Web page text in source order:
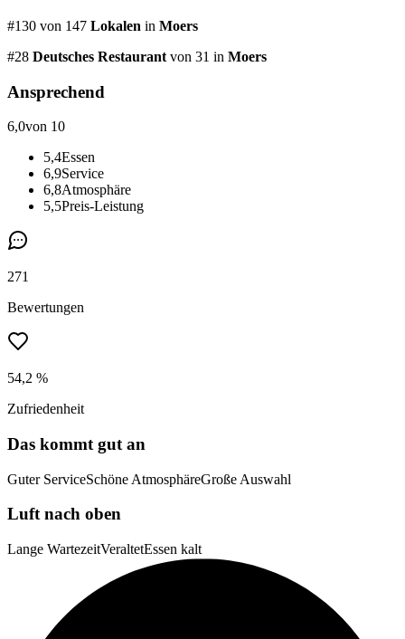
#130 von 147 Lokalen in Moers
#28 Deutsches Restaurant von 31 in Moers
Ansprechend
6,0von 10
5,4Essen
6,9Service
6,8Atmosphäre
5,5Preis-Leistung
271
Bewertungen
54,2 %
Zufriedenheit
Das kommt gut an
Guter ServiceSchöne AtmosphäreGroße Auswahl
Luft nach oben
Lange WartezeitVeraltetEssen kalt